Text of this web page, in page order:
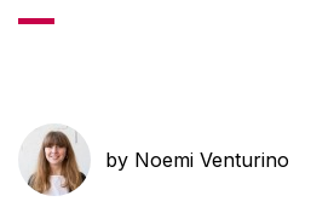
by Noemi Venturino